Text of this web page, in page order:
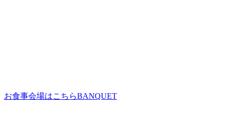
お食事会場はこちらBANQUET